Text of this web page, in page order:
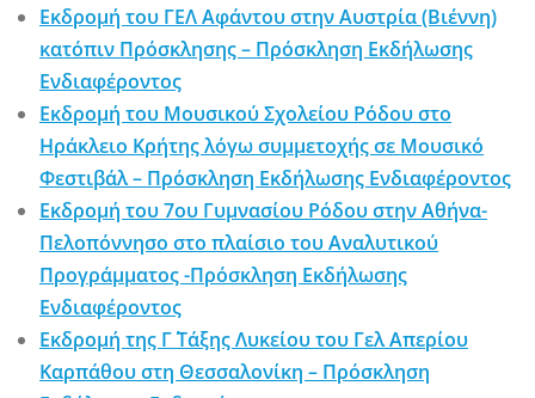
Εκδρομή του ΓΕΛ Αφάντου στην Αυστρία (Βιέννη)
κατόπιν Πρόσκλησης – Πρόσκληση Εκδήλωσης
Ενδιαφέροντος
Εκδρομή του Μουσικού Σχολείου Ρόδου στο
Ηράκλειο Κρήτης λόγω συμμετοχής σε Μουσικό
Φεστιβάλ – Πρόσκληση Εκδήλωσης Ενδιαφέροντος
Εκδρομή του 7ου Γυμνασίου Ρόδου στην Αθήνα-
Πελοπόννησο στο πλαίσιο του Αναλυτικού
Προγράμματος -Πρόσκληση Εκδήλωσης
Ενδιαφέροντος
Εκδρομή της Γ΄ Τάξης Λυκείου του Γελ Απερίου
Καρπάθου στη Θεσσαλονίκη – Πρόσκληση